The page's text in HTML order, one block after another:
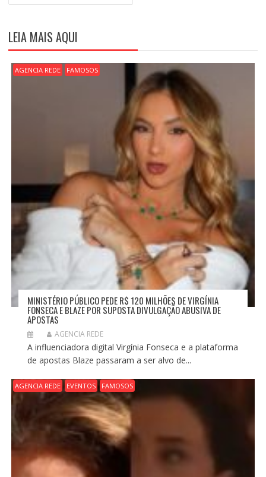
Ç
Ã
O
D
LEIA MAIS AQUI
AGENCIA REDE FAMOSOS
MINISTÉRIO PÚBLICO PEDE R$ 120 MILHÕES DE VIRGÍNIA
FONSECA E BLAZE POR SUPOSTA DIVULGAÇÃO ABUSIVA DE
APOSTAS
AGENCIA REDE
A influenciadora digital Virgínia Fonseca e a plataforma
de apostas Blaze passaram a ser alvo de...
AGENCIA REDE EVENTOS FAMOSOS